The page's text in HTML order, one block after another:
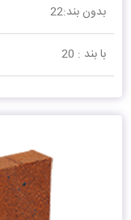
بدون بند:22
با بند : 20